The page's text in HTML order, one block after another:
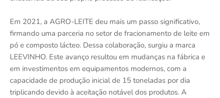
Em 2021, a AGRO-LEITE deu mais um passo significativo,
firmando uma parceria no setor de fracionamento de leite em
pó e composto lácteo. Dessa colaboração, surgiu a marca
LEEVINHO. Este avanço resultou em mudanças na fábrica e
em investimentos em equipamentos modernos, com a
capacidade de produção inicial de 15 toneladas por dia
triplicando devido à aceitação notável dos produtos. A